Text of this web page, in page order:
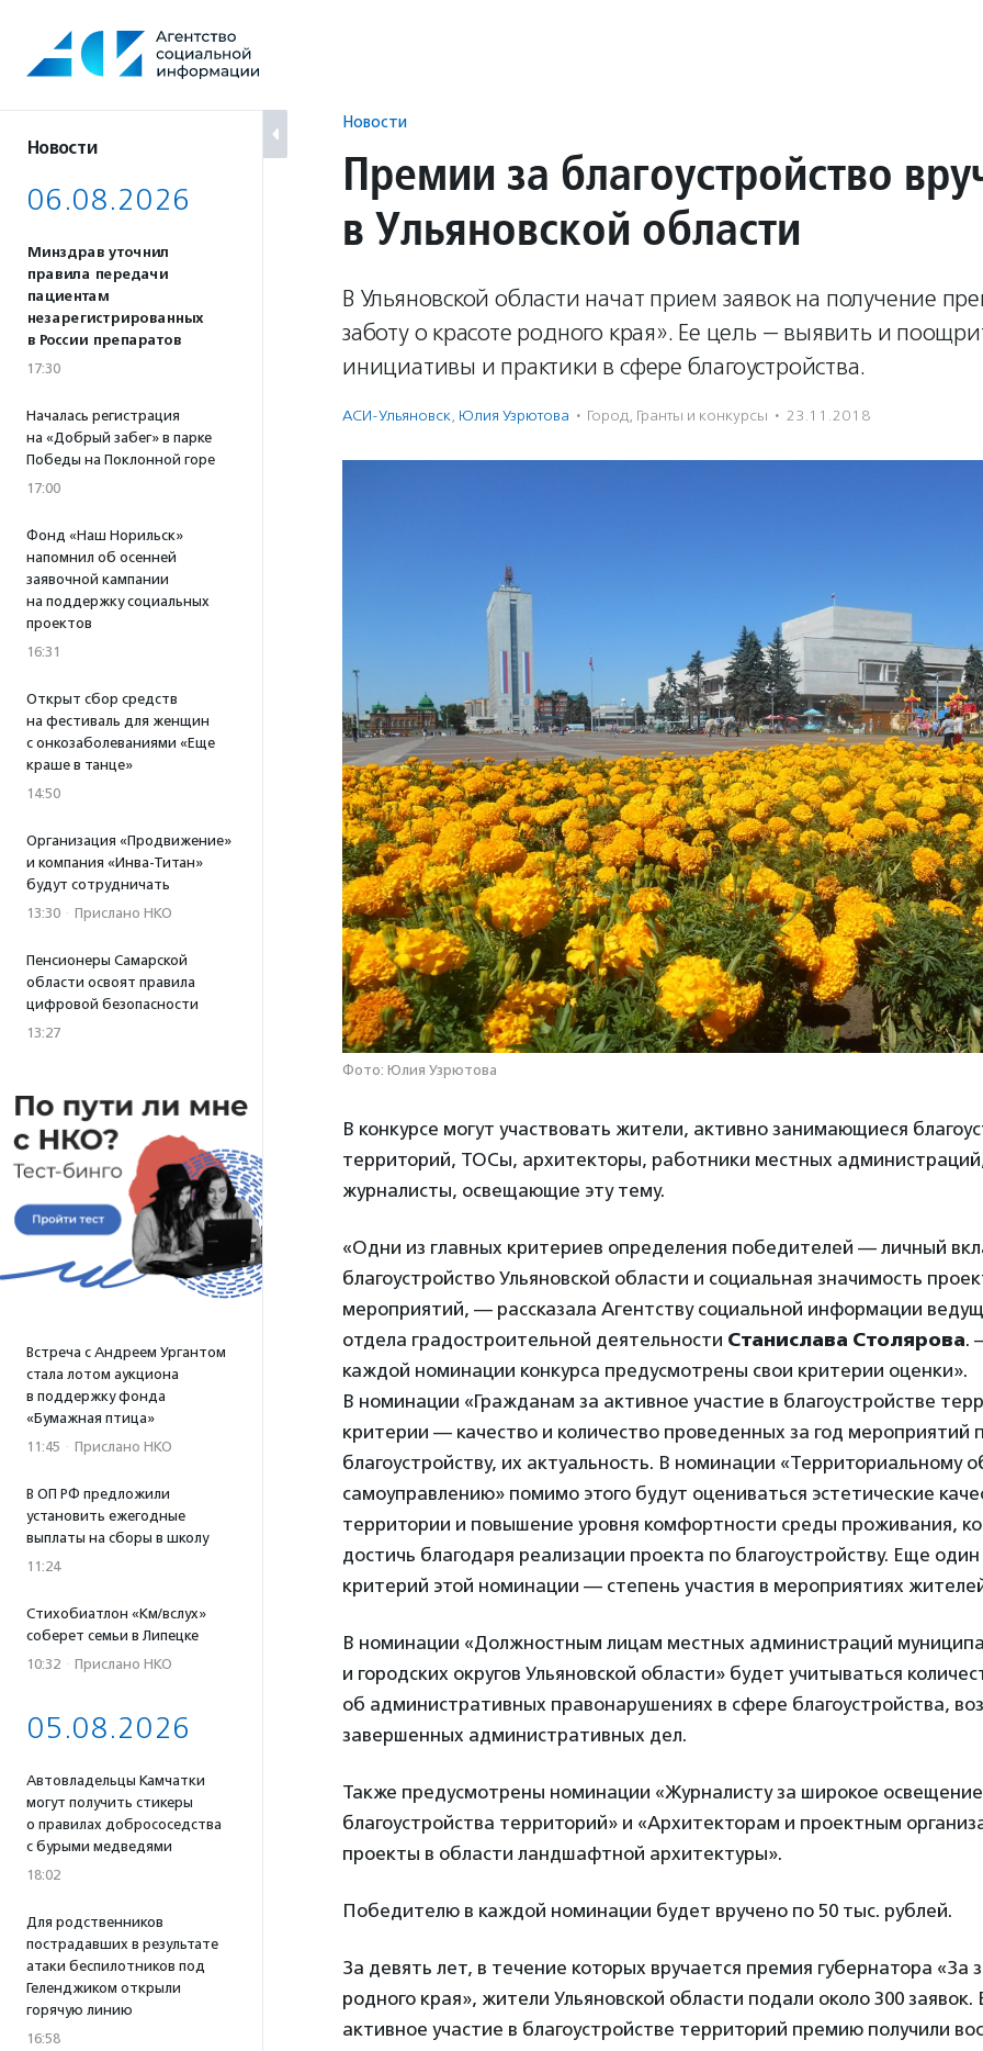
содержанию
Новости
06.08.2026
Минздрав уточнил
правила передачи
пациентам
незарегистрированных
в России препаратов
17:30
Началась регистрация
на «Добрый забег» в парке
Победы на Поклонной горе
17:00
Фонд «Наш Норильск»
напомнил об осенней
заявочной кампании
на поддержку социальных
проектов
16:31
Открыт сбор средств
на фестиваль для женщин
с онкозаболеваниями «Еще
краше в танце»
14:50
Организация «Продвижение»
и компания «Инва-Титан»
будут сотрудничать
13:30 · Прислано НКО
Пенсионеры Самарской
области освоят правила
цифровой безопасности
13:27
Встреча с Андреем Ургантом
стала лотом аукциона
в поддержку фонда
«Бумажная птица»
11:45 · Прислано НКО
В ОП РФ предложили
установить ежегодные
выплаты на сборы в школу
11:24
Стихобиатлон «Км/вслух»
соберет семьи в Липецке
10:32 · Прислано НКО
05.08.2026
Автовладельцы Камчатки
могут получить стикеры
о правилах добрососедства
с бурыми медведями
18:02
Для родственников
пострадавших в результате
атаки беспилотников под
Геленджиком открыли
горячую линию
16:58
Новости
Премии за благоустройство
в Ульяновской области
В Ульяновской области начат прием заявок на получение
заботу о красоте родного края». Ее цель — выявить и
инициативы и практики в сфере благоустройства.
АСИ-Ульяновск, Юлия Узрютова · Город, Гранты и конкурсы · 23.11.2018
Фото: Юлия Узрютова
В конкурсе могут участвовать жители, активно занимающиеся
территорий, ТОСы, архитекторы, работники местных
журналисты, освещающие эту тему.
«Одни из главных критериев определения победителей — личный
благоустройство Ульяновской области и социальная значимость
мероприятий, — рассказала Агентству социальной информации
отдела градостроительной деятельности Станислава Столярова.
каждой номинации конкурса предусмотрены свои критерии оценки».
В номинации «Гражданам за активное участие в благоустройстве
критерии — качество и количество проведенных за год мероприятий
благоустройству, их актуальность. В номинации «Территориальному
самоуправлению» помимо этого будут оцениваться эстетические
территории и повышение уровня комфортности среды проживания,
достичь благодаря реализации проекта по благоустройству. Еще
критерий этой номинации — степень участия в мероприятиях
В номинации «Должностным лицам местных администраций
и городских округов Ульяновской области» будет учитываться
об административных правонарушениях в сфере благоустройства,
завершенных административных дел.
Также предусмотрены номинации «Журналисту за широкое
благоустройства территорий» и «Архитекторам и проектным
проекты в области ландшафтной архитектуры».
Победителю в каждой номинации будет вручено по 50 тыс. рублей.
За девять лет, в течение которых вручается премия губернатора «За
родного края», жители Ульяновской области подали около 300 заявок.
активное участие в благоустройстве территорий премию получили